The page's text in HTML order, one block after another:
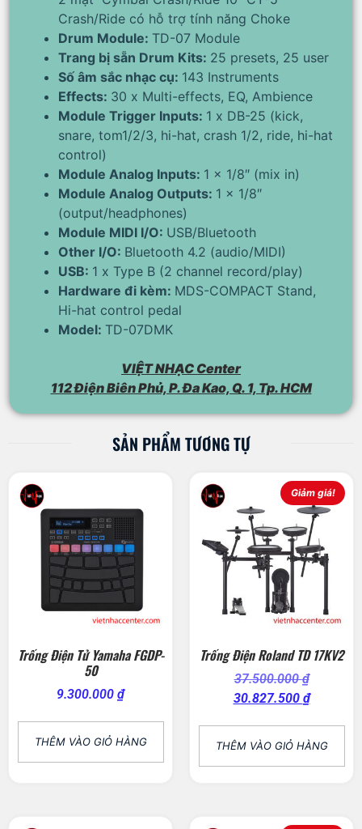
Crash/Ride có hỗ trợ tính năng Choke
Drum Module: TD-07 Module
Trang bị sẵn Drum Kits: 25 presets, 25 user
Số âm sắc nhạc cụ: 143 Instruments
Effects: 30 x Multi-effects, EQ, Ambience
Module Trigger Inputs: 1 x DB-25 (kick,
snare, tom1/2/3, hi-hat, crash 1/2, ride, hi-hat
control)
Module Analog Inputs: 1 x 1/8″ (mix in)
Module Analog Outputs: 1 x 1/8″
(output/headphones)
Module MIDI I/O: USB/Bluetooth
Other I/O: Bluetooth 4.2 (audio/MIDI)
USB: 1 x Type B (2 channel record/play)
Hardware đi kèm: MDS-COMPACT Stand,
Hi-hat control pedal
Model: TD-07DMK
VIỆT NHẠC Center
112 Điện Biên Phủ, P. Đa Kao, Q. 1, Tp. HCM
SẢN PHẨM TƯƠNG TỰ
Trống Điện Tử Yamaha FGDP-
50
9.300.000 ₫
THÊM VÀO GIỎ HÀNG
Giảm giá!
Trống Điện Roland TD 17KV2
37.500.000₫
30.827.500 ₫
THÊM VÀO GIỎ HÀNG